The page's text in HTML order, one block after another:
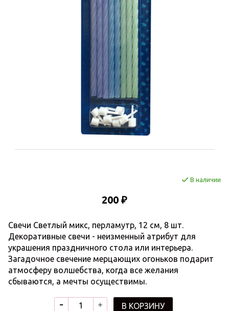
В наличии
200 ₽
Свечи Светлый микс, перламутр, 12 см, 8 шт.
Декоративные свечи - неизменный атрибут для
украшения праздничного стола или интерьера.
Загадочное свечение мерцающих огоньков подарит
атмосферу волшебства, когда все желания
сбываются, а мечты осуществимы.
В КОРЗИНУ